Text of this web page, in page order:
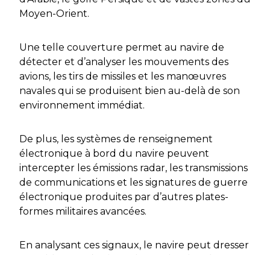
Moyen-Orient.
Une telle couverture permet au navire de
détecter et d’analyser les mouvements des
avions, les tirs de missiles et les manœuvres
navales qui se produisent bien au-delà de son
environnement immédiat.
De plus, les systèmes de renseignement
électronique à bord du navire peuvent
intercepter les émissions radar, les transmissions
de communications et les signatures de guerre
électronique produites par d’autres plates-
formes militaires avancées.
En analysant ces signaux, le navire peut dresser